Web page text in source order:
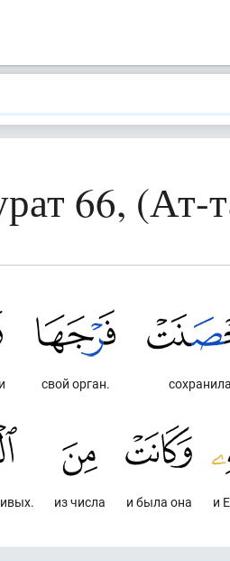
66, (Ат-
сохранила
свой орган.
и
и была она
из числа